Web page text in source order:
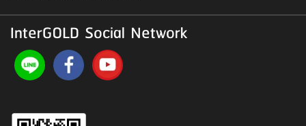
InterGOLD Social Network